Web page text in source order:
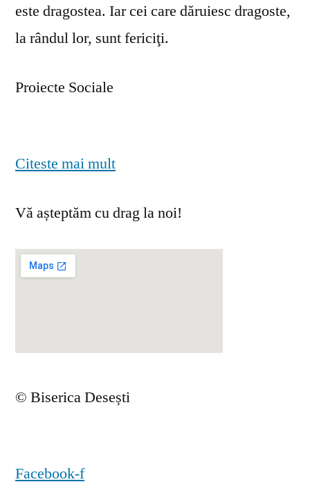
este dragostea. Iar cei care dăruiesc dragoste,
la rândul lor, sunt fericiţi.
Proiecte Sociale
Citeste mai mult
Vă așteptăm cu drag la noi!
© Biserica Desești
Facebook-f